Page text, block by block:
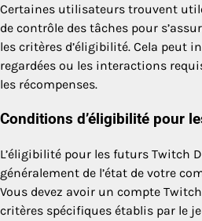
Certaines utilisateurs trouvent
de contrôle des tâches pour
les critères d’éligibilité. Cela peut
regardées ou les interactions
les récompenses.
Conditions d’éligibilité pour
L’éligibilité pour les futurs Twitch
généralement de l’état de votre
Vous devez avoir un compte
critères spécifiques établis par le